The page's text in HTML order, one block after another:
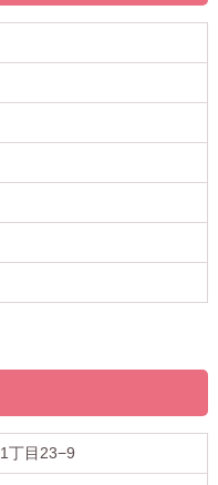
丁目23−9